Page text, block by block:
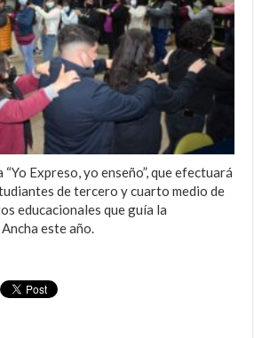
Expreso, yo enseño”, que efectuará
de tercero y cuarto medio de
educacionales que guía la
este año.